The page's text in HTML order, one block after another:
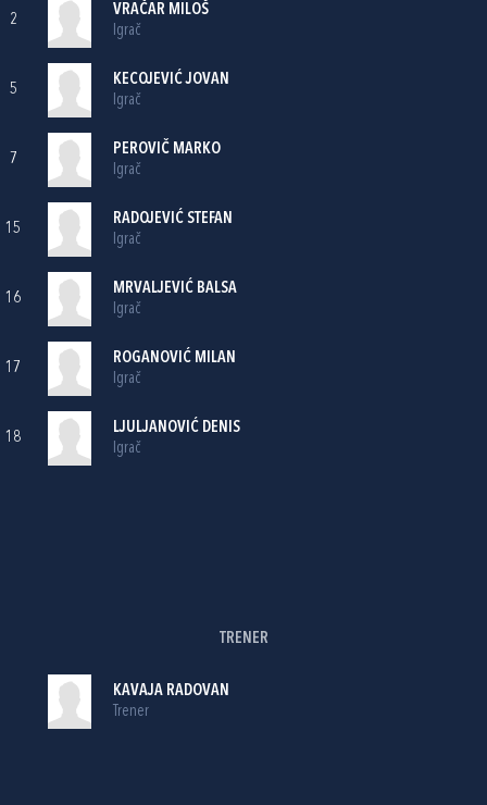
2
VRAČAR MILOŠ
Igrač
5
KECOJEVIĆ JOVAN
Igrač
7
PEROVIČ MARKO
Igrač
15
RADOJEVIĆ STEFAN
Igrač
16
MRVALJEVIĆ BALSA
Igrač
17
ROGANOVIĆ MILAN
Igrač
18
LJULJANOVIĆ DENIS
Igrač
TRENER
KAVAJA RADOVAN
Trener